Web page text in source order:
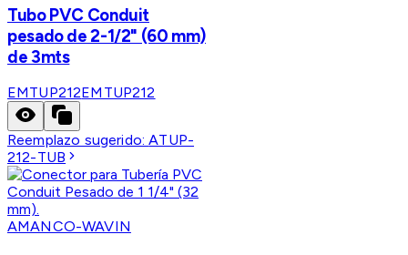
Tubo PVC Conduit
pesado de 2-1/2" (60 mm)
de 3mts
EMTUP212EMTUP212
Reemplazo sugerido:ATUP-
212-TUB
AMANCO-WAVIN